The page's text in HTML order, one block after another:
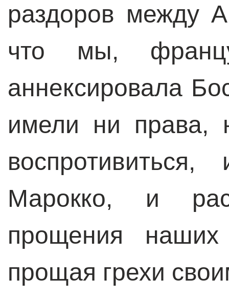
раздоров между
что мы,
аннексировала
имели ни права,
Марокко, и
прощения наших
прощая грехи